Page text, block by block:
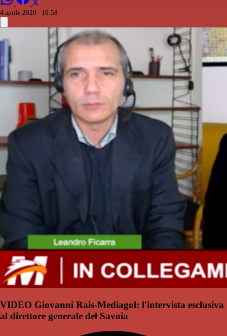
4 aprile 2020 - 10:58
VIDEO Giovanni Rais-Mediagol: l'intervista esclusiva
al direttore generale del Savoia